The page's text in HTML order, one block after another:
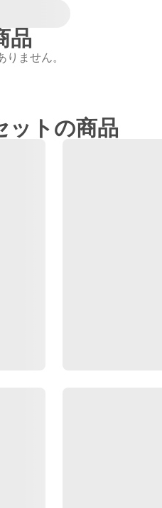
品
ません。
ットの商品